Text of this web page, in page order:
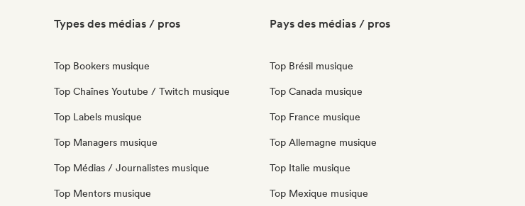
Types des médias / pros
Top Bookers musique
Top Chaînes Youtube / Twitch musique
Top Labels musique
Top Managers musique
Top Médias / Journalistes musique
Top Mentors musique
Pays des médias / pros
Top Brésil musique
Top Canada musique
Top France musique
Top Allemagne musique
Top Italie musique
Top Mexique musique